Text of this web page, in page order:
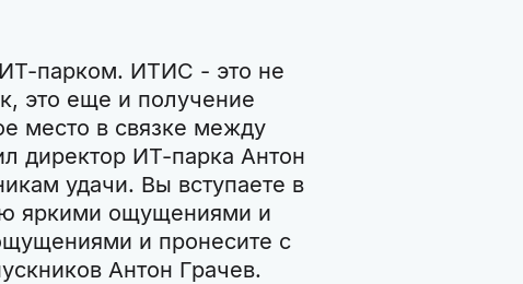
парком. ИТИС - это не
это еще и получение
место в связке между
директор ИТ-парка Антон
удачи. Вы вступаете в
яркими ощущениями и
и пронесите с
Антон Грачев.